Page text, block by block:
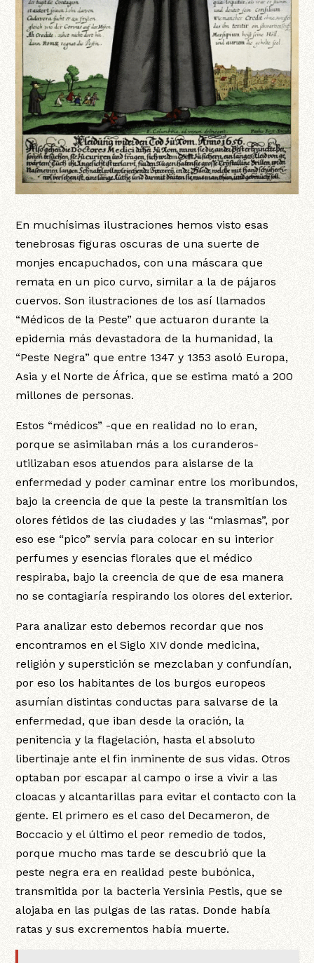
En muchísimas ilustraciones hemos visto esas
tenebrosas figuras oscuras de una suerte de
monjes encapuchados, con una máscara que
remata en un pico curvo, similar a la de pájaros
cuervos. Son ilustraciones de los así llamados
“Médicos de la Peste” que actuaron durante la
epidemia más devastadora de la humanidad, la
“Peste Negra” que entre 1347 y 1353 asoló Europa,
Asia y el Norte de África, que se estima mató a 200
millones de personas.
Estos “médicos” -que en realidad no lo eran,
porque se asimilaban más a los curanderos-
utilizaban esos atuendos para aislarse de la
enfermedad y poder caminar entre los moribundos,
bajo la creencia de que la peste la transmitían los
olores fétidos de las ciudades y las “miasmas”, por
eso ese “pico” servía para colocar en su interior
perfumes y esencias florales que el médico
respiraba, bajo la creencia de que de esa manera
no se contagiaría respirando los olores del exterior.
Para analizar esto debemos recordar que nos
encontramos en el Siglo XIV donde medicina,
religión y superstición se mezclaban y confundían,
por eso los habitantes de los burgos europeos
asumían distintas conductas para salvarse de la
enfermedad, que iban desde la oración, la
penitencia y la flagelación, hasta el absoluto
libertinaje ante el fin inminente de sus vidas. Otros
optaban por escapar al campo o irse a vivir a las
cloacas y alcantarillas para evitar el contacto con la
gente. El primero es el caso del Decameron, de
Boccacio y el último el peor remedio de todos,
porque mucho mas tarde se descubrió que la
peste negra era en realidad peste bubónica,
transmitida por la bacteria Yersinia Pestis, que se
alojaba en las pulgas de las ratas. Donde había
ratas y sus excrementos había muerte.